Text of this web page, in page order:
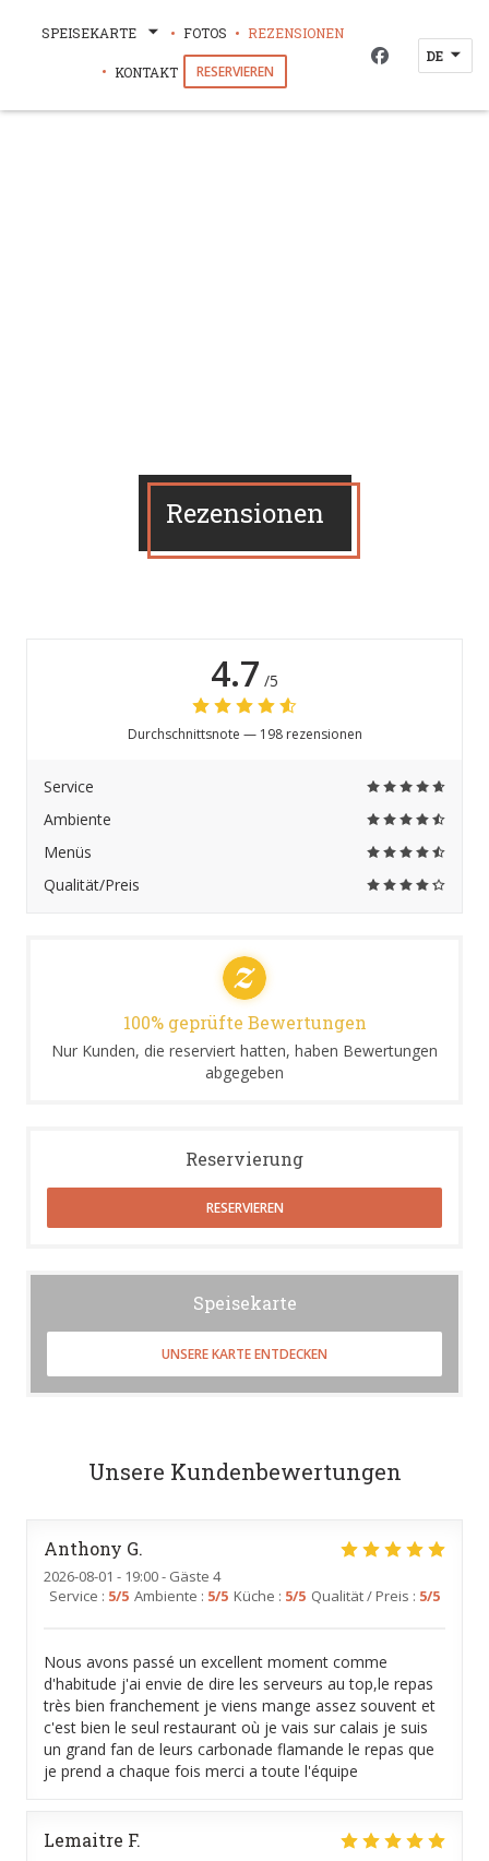
BLACK BULL PUB
SPEISEKARTE FOTOS REZENSIONEN
KONTAKT RESERVIEREN Facebook
DE
Rezensionen
Unsere Kundenbewertungen
Anthony G
2026-08-01 - 19:00 - Gäste 4
Service : 5/5 Ambiente : 5/5 Küche : 5/5 Qualität / Preis : 5/5
Nous avons passé un excellent moment comme
d'habitude j'ai envie de dire les serveurs au top,le repas
très bien franchement je viens mange assez souvent et
c'est bien le seul restaurant où je vais sur calais je suis
un grand fan de leurs carbonade flamande le repas que
je prend a chaque fois merci a toute l'équipe
Lemaitre F
4.7 /5
Durchschnittsnote — 198 rezensionen
Service
Ambiente
Menüs
Qualität/Preis
100% geprüfte Bewertungen
Nur Kunden, die reserviert hatten, haben Bewertungen
abgegeben
Reservierung
RESERVIEREN
Speisekarte
UNSERE KARTE ENTDECKEN